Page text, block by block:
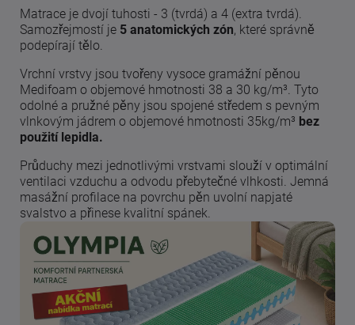
Matrace je dvojí tuhosti - 3 (tvrdá) a 4 (extra tvrdá).
Samozřejmostí je 5 anatomických zón, které správně
podepírají tělo.
Vrchní vrstvy jsou tvořeny vysoce gramážní pěnou
Medifoam o objemové hmotnosti 38 a 30 kg/m³. Tyto
odolné a pružné pěny jsou spojené středem s pevným
vlnkovým jádrem o objemové hmotnosti 35kg/m³ bez
použití lepidla.
Průduchy mezi jednotlivými vrstvami slouží v optimální
ventilaci vzduchu a odvodu přebytečné vlhkosti. Jemná
masážní profilace na povrchu pěn uvolní napjaté
svalstvo a přinese kvalitní spánek.